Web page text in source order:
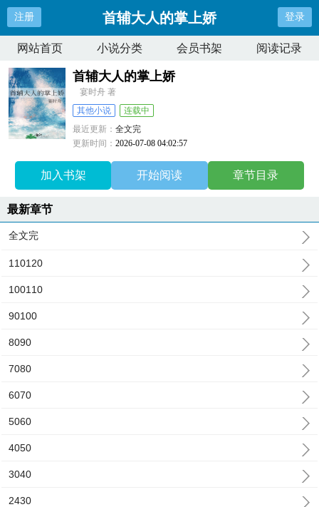
注册 首辅大人的掌上娇 登录
网站首页 小说分类 会员书架 阅读记录
首辅大人的掌上娇
宴时舟 著
其他小说
连载中
最近更新：全文完
更新时间：2026-07-08 04:02:57
加入书架 开始阅读 章节目录
最新章节
全文完
110120
100110
90100
8090
7080
6070
5060
4050
3040
2430